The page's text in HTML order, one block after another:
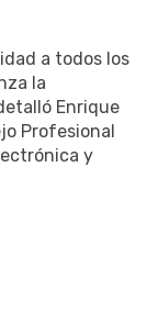
a todos los
la
Enrique
Profesional
y